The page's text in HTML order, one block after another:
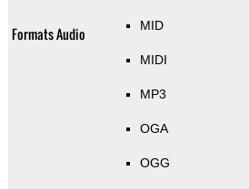
Formats Audio MID
MIDI
MP3
OGA
OGG